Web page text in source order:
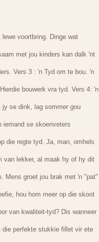
voortbring. Dinge wat
met jou kinders kan dalk 'nt
Vers 3 : 'n Tyd om te bou. 'n
bouwerk vra tyd. Vers 4: 'n
se dink, lag sommer gou
se skoenveters
die regte tyd. Ja, man, omhels
van lekker, al maak hy of hy dit
Mens groet jou brak met 'n "pat"
hou hom meer op die skoot
van kwaliteit-tyd? Dis wanneer
die perfekte stukkie fillet vir ete